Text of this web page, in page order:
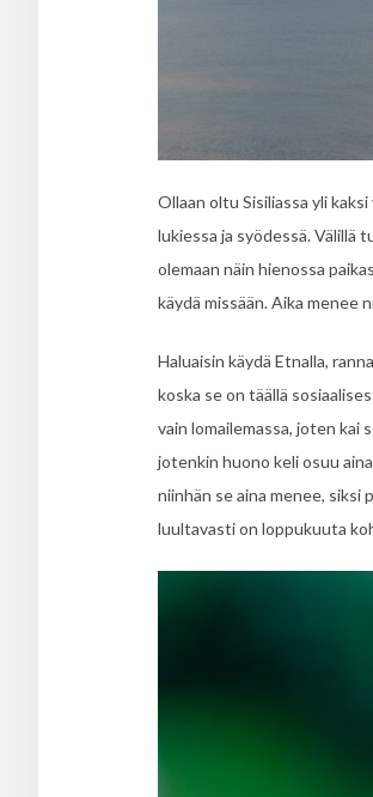
Ollaan oltu Sisiliassa yli
lukiessa ja syödessä. Välillä
olemaan näin hienossa
käydä missään. Aika menee
Haluaisin käydä Etnalla,
koska se on täällä
vain lomailemassa, joten kai
jotenkin huono keli osuu
niinhän se aina menee, siksi
luultavasti on loppukuuta